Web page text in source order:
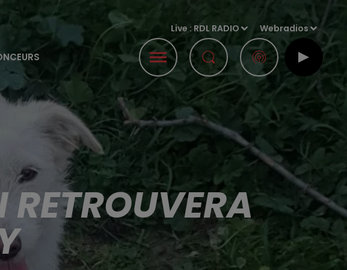
Live : RDL RADIO Webradios